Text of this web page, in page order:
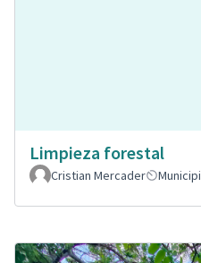
Limpieza forestal
Cristian Mercader
Municipi